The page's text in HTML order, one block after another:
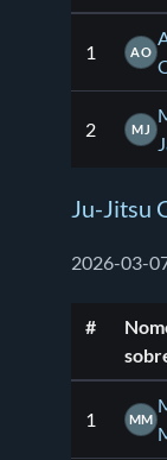
1 AO
2 MJ
Ju-Jitsu
2026-03-
#
1 MM